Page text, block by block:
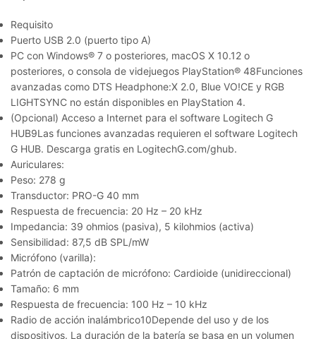
Requisito
Puerto USB 2.0 (puerto tipo A)
PC con Windows® 7 o posteriores, macOS X 10.12 o
posteriores, o consola de videjuegos PlayStation® 48Funciones
avanzadas como DTS Headphone:X 2.0, Blue VO!CE y RGB
LIGHTSYNC no están disponibles en PlayStation 4.
(Opcional) Acceso a Internet para el software Logitech G
HUB9Las funciones avanzadas requieren el software Logitech
G HUB. Descarga gratis en LogitechG.com/ghub.
Auriculares:
Peso: 278 g
Transductor: PRO-G 40 mm
Respuesta de frecuencia: 20 Hz – 20 kHz
Impedancia: 39 ohmios (pasiva), 5 kilohmios (activa)
Sensibilidad: 87,5 dB SPL/mW
Micrófono (varilla):
Patrón de captación de micrófono: Cardioide (unidireccional)
Tamaño: 6 mm
Respuesta de frecuencia: 100 Hz – 10 kHz
Radio de acción inalámbrico10Depende del uso y de los
dispositivos. La duración de la batería se basa en un volumen